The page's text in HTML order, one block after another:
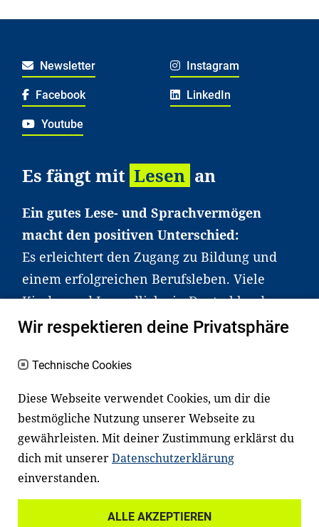
Newsletter Instagram
Facebook LinkedIn
Youtube
Es fängt mit Lesen an
Ein gutes Lese- und Sprachvermögen
macht den positiven Unterschied:
Es erleichtert den Zugang zu Bildung und
einem erfolgreichen Berufsleben. Viele
Kinder und Jugendliche in Deutschland
haben aber große Schwierigkeiten dabei.
an Familien sowie an Erzieher*innen,
Lehrer*innen und andere
Fachexpert*innen. Dafür arbeiten wir eng
mit Ministerien, wissenschaftlichen
Einrichtungen, Verbänden, Unternehmen
und anderen Stiftungen zusammen.
Wir respektieren deine Privatsphäre
Technische Cookies
Diese Webseite verwendet Cookies, um dir die
bestmögliche Nutzung unserer Webseite zu
gewährleisten. Mit deiner Zustimmung erklärst du
dich mit unsererDatenschutzerklärung
einverstanden.
ALLE AKZEPTIEREN